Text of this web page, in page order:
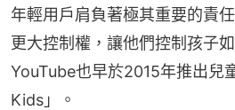
年輕用戶肩負著極其重要的責
更大控制權，讓他們控制孩子
YouTube也早於2015年推出兒
Kids」。